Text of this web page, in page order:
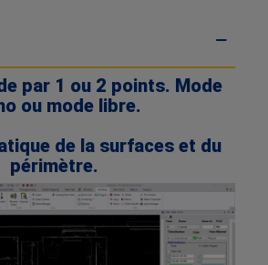
par 1 ou 2 points. Mode
ou mode libre.
de la surfaces et du
périmètre.